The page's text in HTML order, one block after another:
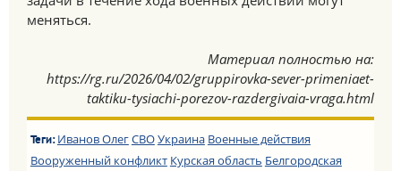
меняться.
Материал полностью на:
https://rg.ru/2026/04/02/gruppirovka-sever-primeniaet-
taktiku-tysiachi-porezov-razdergivaia-vraga.html
Теги: Иванов ОлегСВОУкраина Военные действия
Вооруженный конфликт Курская область Белгородская